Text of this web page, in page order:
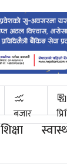
बजार
शिक्षा